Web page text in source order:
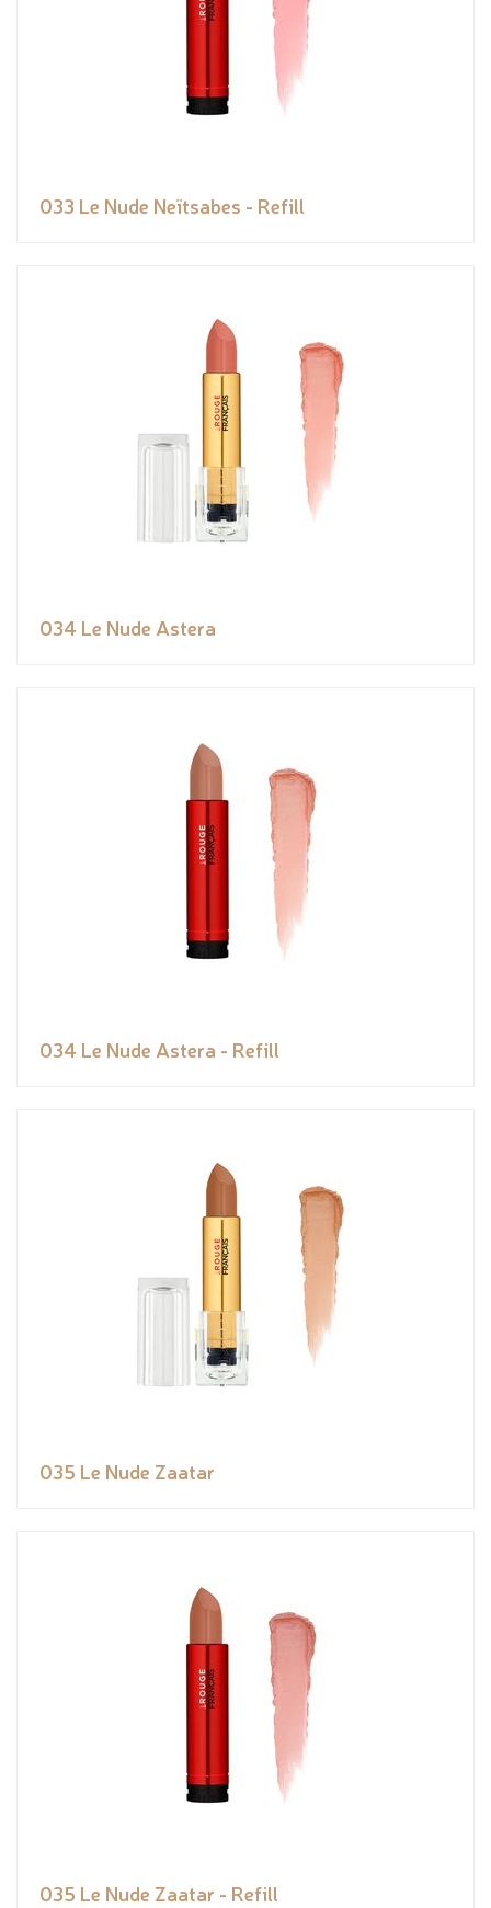
033 Le Nude Neïtsabes - Refill
034 Le Nude Astera
034 Le Nude Astera - Refill
035 Le Nude Zaatar
035 Le Nude Zaatar - Refill